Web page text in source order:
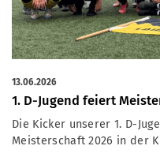
13.06.2026
1. D-Jugend feiert
Die Kicker unserer 1. D-
Meisterschaft 2026 in der